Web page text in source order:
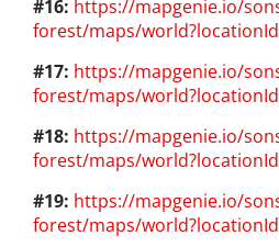
#16: https://mapgenie.io/
forest/maps/
#17: https://mapgenie.io/
forest/maps/
#18: https://mapgenie.io/
forest/maps/
#19: https://mapgenie.io/
forest/maps/